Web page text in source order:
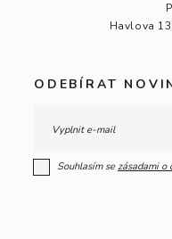
Havlova
ODEBÍRAT
Souhlasím se zásadami o